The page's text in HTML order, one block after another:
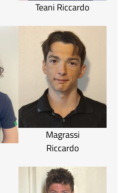
Teani Riccardo
Magrassi
Riccardo